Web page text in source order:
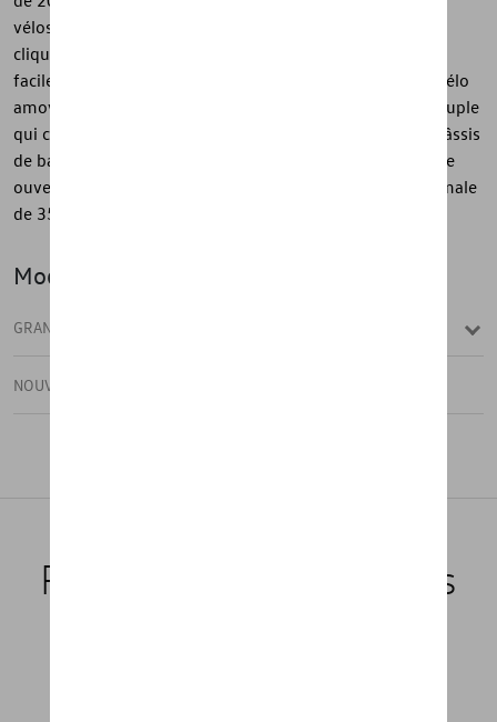
vélos - Sangles de maintien de jante avec une fonction à
cliquet pour fixer facilement les roues -Les vélos sont
facilement fixés en place grâce aux bras de support de vélo
amovibles et verrouillables -Boutons de limitation de couple
qui cliquent lorsque le couple optimal a été atteint. - Châssis
de base réglable en hauteur - La porte battante peut être
ouverte sans retirer les vélos - Capacité de charge maximale
de 35 kg
Modèle(s)
GRAND CALIFORNIA
NOUVEAU GRAND CALIFORNIA
Produits recommandés